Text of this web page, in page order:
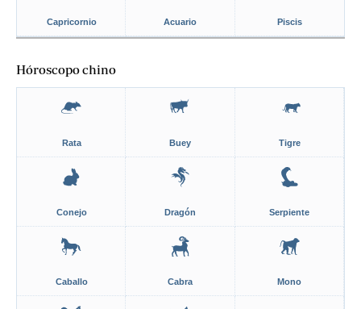
Capricornio Acuario Piscis
Hóroscopo chino
Rata Buey Tigre
Conejo Dragón Serpiente
Caballo Cabra Mono